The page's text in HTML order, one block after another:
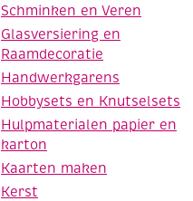
Schminken en Veren
Glasversiering en
Raamdecoratie
Handwerkgarens
Hobbysets en Knutselsets
Hulpmaterialen papier en
karton
Kaarten maken
Kerst